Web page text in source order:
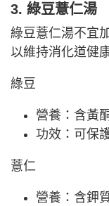
3. 綠豆薏仁湯
綠豆薏仁湯不宜
以維持消化道健
綠豆
營養：含黃
功效：可保
薏仁
營養：含鉀